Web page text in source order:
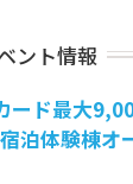
ント情報
ード最大
泊体験棟オ